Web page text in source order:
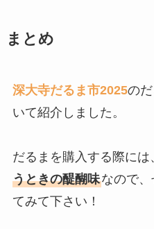
まとめ
深大寺だるま市2025の
いて紹介しました。
だるまを購入する際には
うときの醍醐味なので
てみて下さい！